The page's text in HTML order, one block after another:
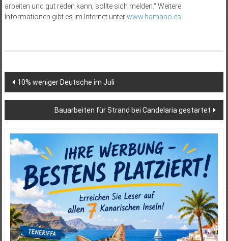
arbeiten und gut reden kann, sollte sich melden.“ Weitere
Informationen gibt es im Internet unterwww.hamano.es
Beitragsnavigation
10% weniger Deutsche im Juli
Bauarbeiten für Strand bei Candelaria gestartet